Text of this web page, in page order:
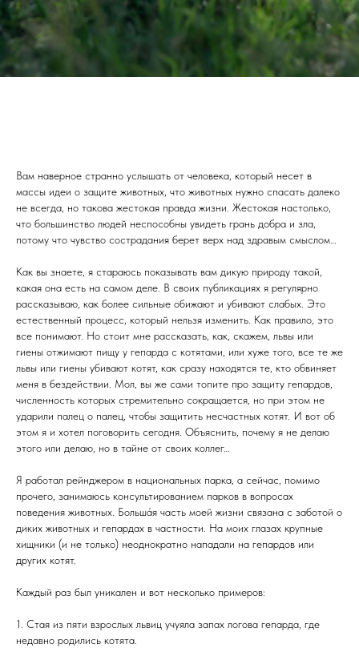
Вам наверное странно услышать от человека, который несет в
массы идеи о защите животных, что животных нужно спасать далеко
не всегда, но такова жестокая правда жизни. Жестокая настолько,
что большинство людей неспособны увидеть грань добра и зла,
потому что чувство сострадания берет верх над здравым смыслом…
Как вы знаете, я стараюсь показывать вам дикую природу такой,
какая она есть на самом деле. В своих публикациях я регулярно
рассказываю, как более сильные обижают и убивают слабых. Это
естественный процесс, который нельзя изменить. Как правило, это
все понимают. Но стоит мне рассказать, как, скажем, львы или
гиены отжимают пищу у гепарда с котятами, или хуже того, все те же
львы или гиены убивают котят, как сразу находятся те, кто обвиняет
меня в бездействии. Мол, вы же сами топите про защиту гепардов,
численность которых стремительно сокращается, но при этом не
ударили палец о палец, чтобы защитить несчастных котят. И вот об
этом я и хотел поговорить сегодня. Объяснить, почему я не делаю
этого или делаю, но в тайне от своих коллег…
Я работал рейнджером в национальных парка, а сейчас, помимо
прочего, занимаюсь консультированием парков в вопросах
поведения животных. Больша́я часть моей жизни связана с заботой о
диких животных и гепардах в частности. На моих глазах крупные
хищники (и не только) неоднократно нападали на гепардов или
других котят.
Каждый раз был уникален и вот несколько примеров:
1. Стая из пяти взрослых львиц учуяла запах логова гепарда, где
недавно родились котята.